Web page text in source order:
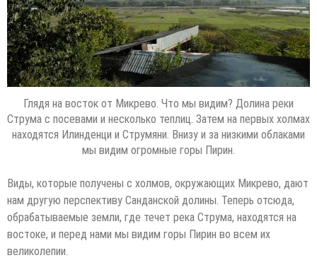
Глядя на восток от Микрево. Что мы видим? Долина реки
Струма с посевами и несколько теплиц. Затем на первых холмах
находятся Илинденци и Струмяни. Внизу и за низкими облаками
мы видим огромные горы Пирин.
Виды, которые получены с холмов, окружающих Микрево, дают
нам другую перспективу Санданской долины. Теперь отсюда,
обрабатываемые земли, где течет река Струма, находятся на
востоке, и перед нами мы видим горы Пирин во всем их
великолепии.